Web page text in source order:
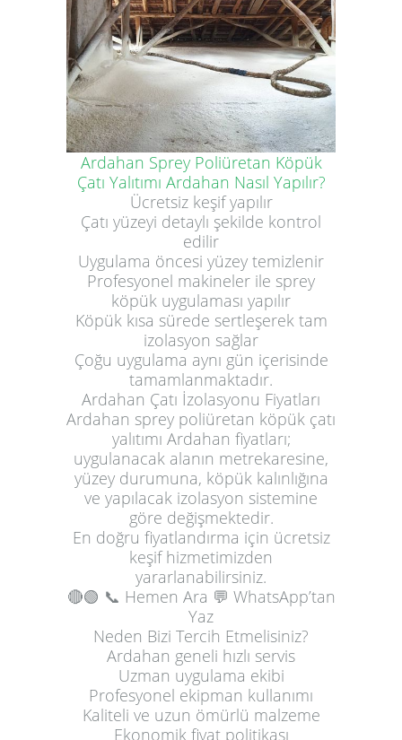
Ardahan Sprey Poliüretan Köpük
Çatı Yalıtımı Ardahan Nasıl Yapılır?
Ücretsiz keşif yapılır
Çatı yüzeyi detaylı şekilde kontrol
edilir
Uygulama öncesi yüzey temizlenir
Profesyonel makineler ile sprey
köpük uygulaması yapılır
Köpük kısa sürede sertleşerek tam
izolasyon sağlar
Çoğu uygulama aynı gün içerisinde
tamamlanmaktadır.
Ardahan Çatı İzolasyonu Fiyatları
Ardahan sprey poliüretan köpük çatı
yalıtımı Ardahan fiyatları;
uygulanacak alanın metrekaresine,
yüzey durumuna, köpük kalınlığına
ve yapılacak izolasyon sistemine
göre değişmektedir.
En doğru fiyatlandırma için ücretsiz
keşif hizmetimizden
yararlanabilirsiniz.
🔴🟢 📞 Hemen Ara 💬 WhatsApp’tan
Yaz
Neden Bizi Tercih Etmelisiniz?
Ardahan geneli hızlı servis
Uzman uygulama ekibi
Profesyonel ekipman kullanımı
Kaliteli ve uzun ömürlü malzeme
Ekonomik fiyat politikası